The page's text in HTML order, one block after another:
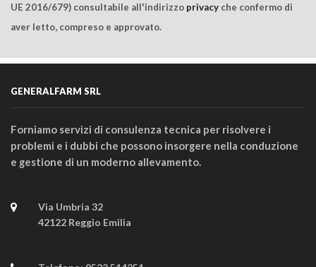
UE 2016/679) consultabile all'indirizzo privacy che confermo di
aver letto, compreso e approvato.
GENERALFARM SRL
Forniamo servizi di consulenza tecnica per risolvere i
problemi e i dubbi che possono insorgere nella conduzione
e gestione di un moderno allevamento.
Via Umbria 32
42122 Reggio Emilia